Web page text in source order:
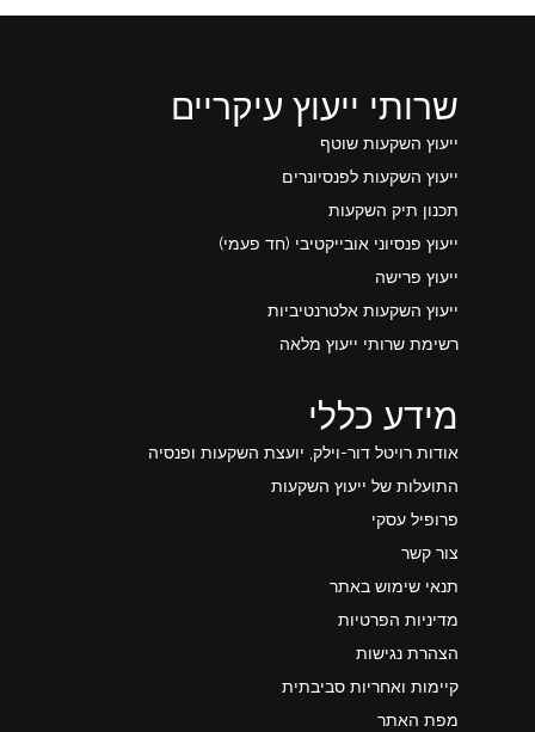
שרותי ייעוץ עיקריים
ייעוץ השקעות שוטף
ייעוץ השקעות לפנסיונרים
תכנון תיק השקעות
ייעוץ פנסיוני אובייקטיבי (חד פעמי)
ייעוץ פרישה
ייעוץ השקעות אלטרנטיביות
רשימת שרותי ייעוץ מלאה
מידע כללי
אודות רויטל דור-וילק, יועצת השקעות ופנסיה
התועלות של ייעוץ השקעות
פרופיל עסקי
צור קשר
תנאי שימוש באתר
מדיניות הפרטיות
הצהרת נגישות
קיימות ואחריות סביבתית
מפת האתר